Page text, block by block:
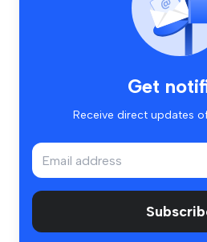
Get
Receive direct updates